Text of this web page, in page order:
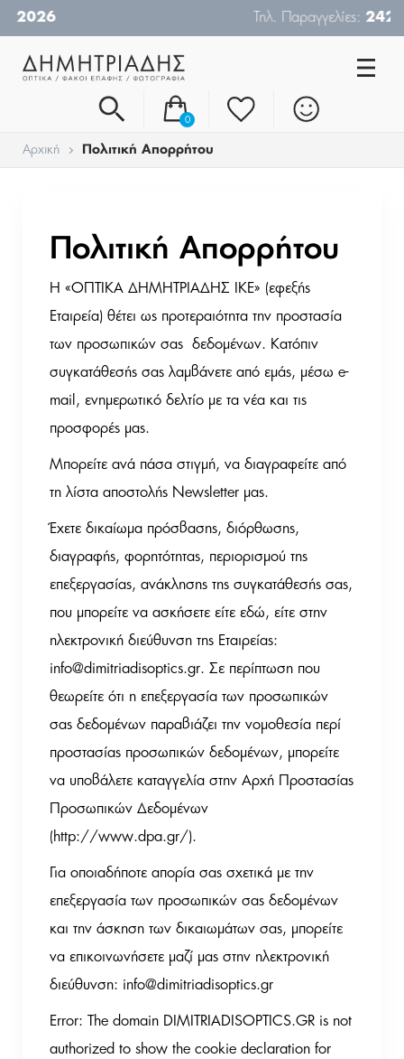
24210-26019
0
Αρχική Πολιτική Απορρήτου
Πολιτική Απορρήτου
Η «ΟΠΤΙΚΑ ΔΗΜΗΤΡΙΑΔΗΣ ΙΚΕ» (εφεξής
Εταιρεία) θέτει ως προτεραιότητα την προστασία
των προσωπικών σας δεδομένων. Κατόπιν
συγκατάθεσής σας λαμβάνετε από εμάς, μέσω e-
mail, ενημερωτικό δελτίο με τα νέα και τις
προσφορές μας.
Μπορείτε ανά πάσα στιγμή, να διαγραφείτε από
τη λίστα αποστολής Newsletter μας.
Έχετε δικαίωμα πρόσβασης, διόρθωσης,
διαγραφής, φορητότητας, περιορισμού της
επεξεργασίας, ανάκλησης της συγκατάθεσής σας,
που μπορείτε να ασκήσετε είτε εδώ, είτε στην
ηλεκτρονική διεύθυνση της Εταιρείας:
info@dimitriadisoptics.gr. Σε περίπτωση που
θεωρείτε ότι η επεξεργασία των προσωπικών
σας δεδομένων παραβιάζει την νομοθεσία περί
προστασίας προσωπικών δεδομένων, μπορείτε
να υποβάλετε καταγγελία στην Αρχή Προστασίας
Προσωπικών Δεδομένων
(http://www.dpa.gr/).
Για οποιαδήποτε απορία σας σχετικά με την
επεξεργασία των προσωπικών σας δεδομένων
και την άσκηση των δικαιωμάτων σας, μπορείτε
να επικοινωνήσετε μαζί μας στην ηλεκτρονική
διεύθυνση: info@dimitriadisoptics.gr
Error: The domain DIMITRIADISOPTICS.GR is not
authorized to show the cookie declaration for